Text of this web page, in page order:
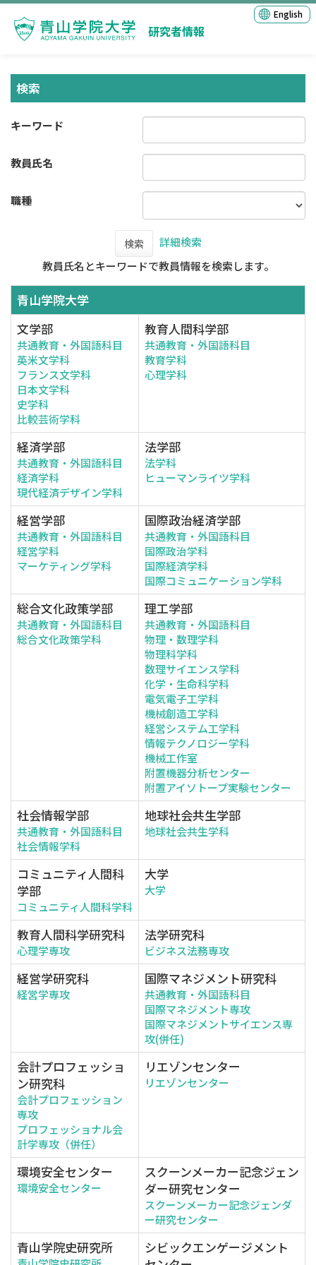
研究者情報
English
検索
キーワード
教員氏名
職種
検索
詳細検索
教員氏名とキーワードで教員情報を検索します。
青山学院大学
文学部
共通教育・外国語科目
英米文学科
フランス文学科
日本文学科
史学科
比較芸術学科
教育人間科学部
共通教育・外国語科目
教育学科
心理学科
経済学部
共通教育・外国語科目
経済学科
現代経済デザイン学科
法学部
法学科
ヒューマンライツ学科
経営学部
共通教育・外国語科目
経営学科
マーケティング学科
国際政治経済学部
共通教育・外国語科目
国際政治学科
国際経済学科
国際コミュニケーション学科
総合文化政策学部
共通教育・外国語科目
総合文化政策学科
理工学部
共通教育・外国語科目
物理・数理学科
物理科学科
数理サイエンス学科
化学・生命科学科
電気電子工学科
機械創造工学科
経営システム工学科
情報テクノロジー学科
機械工作室
附置機器分析センター
附置アイソトープ実験センター
社会情報学部
共通教育・外国語科目
社会情報学科
地球社会共生学部
地球社会共生学科
コミュニティ人間科
学部
コミュニティ人間科学科
大学
大学
教育人間科学研究科
心理学専攻
法学研究科
ビジネス法務専攻
経営学研究科
経営学専攻
国際マネジメント研究科
共通教育・外国語科目
国際マネジメント専攻
国際マネジメントサイエンス専
攻(併任)
会計プロフェッショ
ン研究科
会計プロフェッション
専攻
プロフェッショナル会
計学専攻（併任）
リエゾンセンター
リエゾンセンター
環境安全センター
環境安全センター
スクーンメーカー記念ジェン
ダー研究センター
スクーンメーカー記念ジェンダ
ー研究センター
青山学院史研究所
シビックエンゲージメント